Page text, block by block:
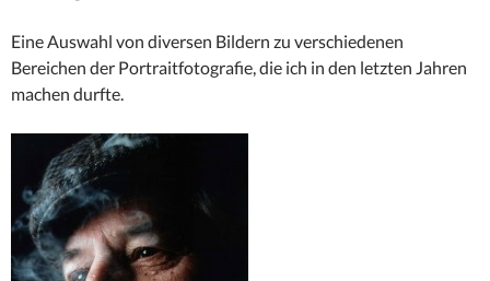
Eine Auswahl von diversen Bildern zu verschiedenen
Bereichen der Portraitfotografie, die ich in den letzten Jahren
machen durfte.